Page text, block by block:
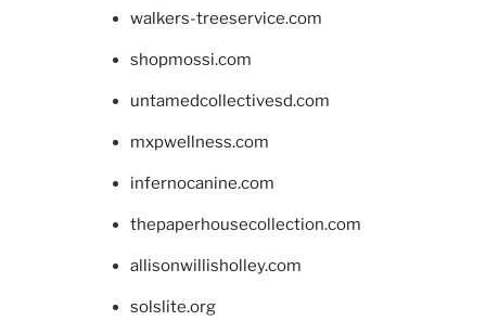
walkers-treeservice.com
shopmossi.com
untamedcollectivesd.com
mxpwellness.com
infernocanine.com
thepaperhousecollection.com
allisonwillisholley.com
solslite.org